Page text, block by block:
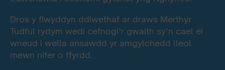
Dros y flwyddyn ddiwethaf ar draws Merthyr
Tudful rydym wedi cefnogi’r gwaith sy’n cael ei
wneud i wella ansawdd yr amgylchedd lleol
mewn nifer o ffyrdd.